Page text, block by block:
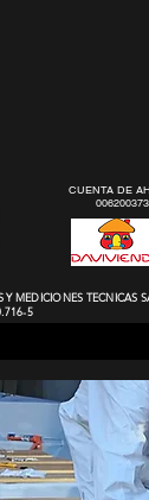
CUENTA DE
MEDICIONES TECNICAS
5